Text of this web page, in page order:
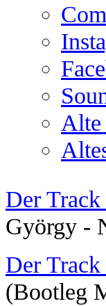
Alte
Der
György -
Der
(Bootleg